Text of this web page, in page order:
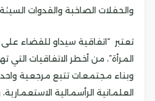
والحفلات الصاخبة والقدوات
تعتبر “اتفاقية سيداو للقضاء
المرأة”، من أخطر الاتفاقيات التي
وبناء مجتمعات تتبع مرجعية
العلمانية الرأسمالية